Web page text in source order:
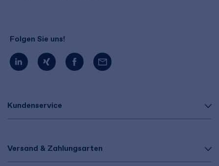
Kundenservice
Versand & Zahlungsarten
Folgen Sie uns!